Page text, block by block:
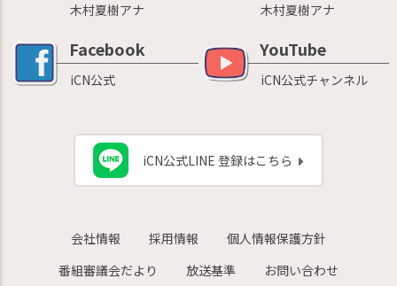
木村夏樹アナ
木村夏樹アナ
Facebook
iCN公式
YouTube
iCN公式チャンネル
iCN公式LINE 登録はこちら
会社情報 採用情報
個人情報保護方針
番組審議会だより
放送基準 お問い合わせ